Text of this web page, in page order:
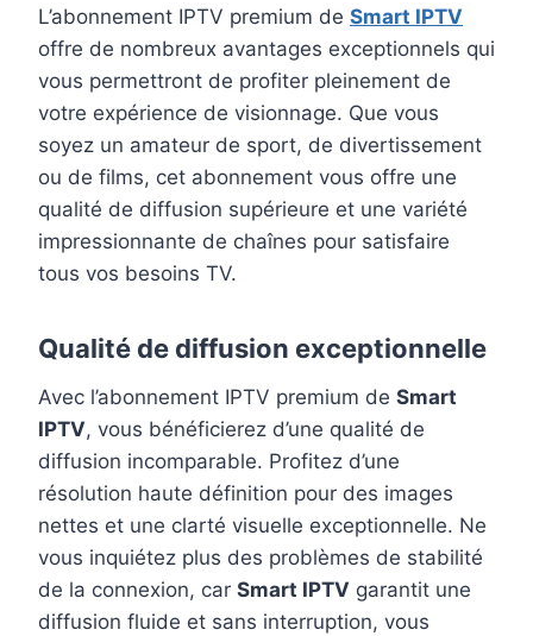
L’abonnement IPTV premium de Smart IPTV
offre de nombreux avantages exceptionnels qui
vous permettront de profiter pleinement de
votre expérience de visionnage. Que vous
soyez un amateur de sport, de divertissement
ou de films, cet abonnement vous offre une
qualité de diffusion supérieure et une variété
impressionnante de chaînes pour satisfaire
tous vos besoins TV.
Qualité de diffusion exceptionnelle
Avec l’abonnement IPTV premium de Smart
IPTV, vous bénéficierez d’une qualité de
diffusion incomparable. Profitez d’une
résolution haute définition pour des images
nettes et une clarté visuelle exceptionnelle. Ne
vous inquiétez plus des problèmes de stabilité
de la connexion, car Smart IPTV garantit une
diffusion fluide et sans interruption, vous